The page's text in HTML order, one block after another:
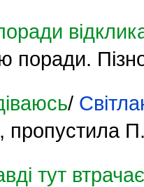
поради.
/
пропустила
тут